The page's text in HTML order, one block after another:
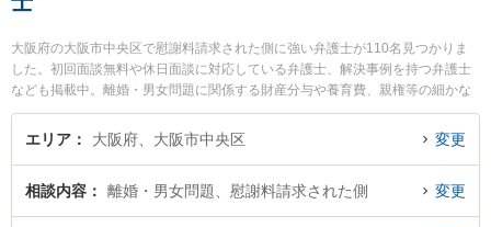
大阪府の大阪市中央区で慰謝料請求された側に強い弁護士が110名見つかりま
した。初回面談無料や休日面談に対応している弁護士、解決事例を持つ弁護士
なども掲載中。離婚・男女問題に関係する財産分与や養育費、親権等の細かな
分野での絞り込み検索もでき便利です。特にプログレ法律特許事務所の文 今子
弁護士や中澤総合法律事務所の中澤 拓夢弁護士、一道法律事務所の呉 明浩弁護
士に相談したい』『慰謝料請求された側のトラブル解決の実績豊富な近くの弁
護士を検索したい』『初回相談無料で慰謝料請求された側を法律相談できる大
エリア 大阪府、大阪市中央区 変更
相談内容 離婚・男女問題、慰謝料請求された側 変更